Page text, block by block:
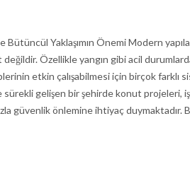
Bütüncül Yaklaşımın Önemi Modern
Özellikle yangın gibi acil
etkin çalışabilmesi için birçok farklı
gelişen bir şehirde konut projeleri,
güvenlik önlemine ihtiyaç duymaktadır.